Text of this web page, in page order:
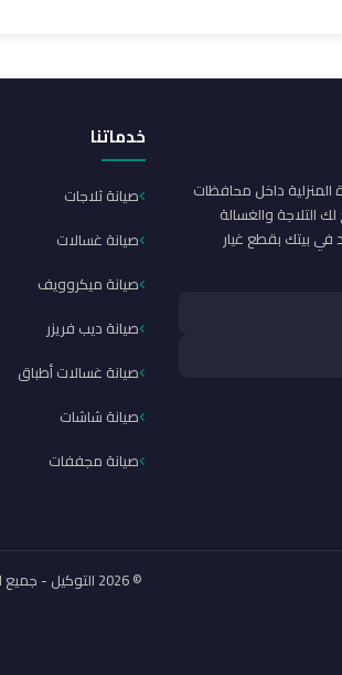
داخل محافظات
التلاجة والغسالة
في بيتك بقطع غيار
خدماتنا
صيانة ثلاجات
صيانة غسالات
صيانة ميكروويف
صيانة ديب فريزر
صيانة غسالات أطباق
صيانة شاشات
صيانة مجففات
© 2026 التوكيل - جميع الحقوق محفوظة | صيانة أجهزة منزلية في مصر